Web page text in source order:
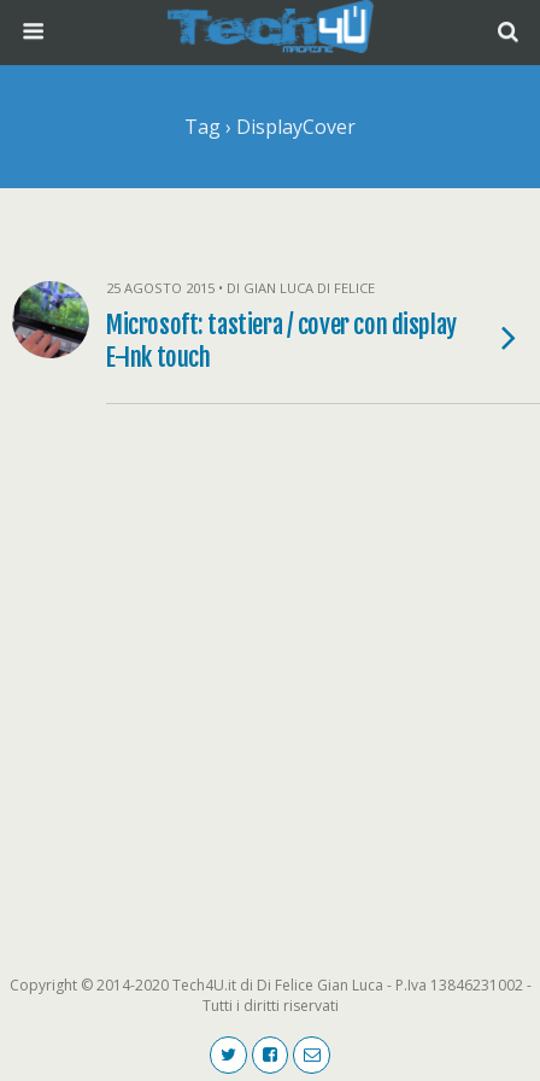
Tag › DisplayCover
25 AGOSTO 2015 • DI GIAN LUCA DI FELICE
Microsoft: tastiera / cover con display
E-Ink touch
Copyright © 2014-2020 Tech4U.it di Di Felice Gian Luca - P.Iva 13846231002 -
Tutti i diritti riservati